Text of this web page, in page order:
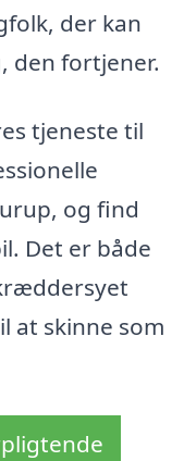
der kan
den fortjener.
tjeneste til
og find
Det er både
at skinne som